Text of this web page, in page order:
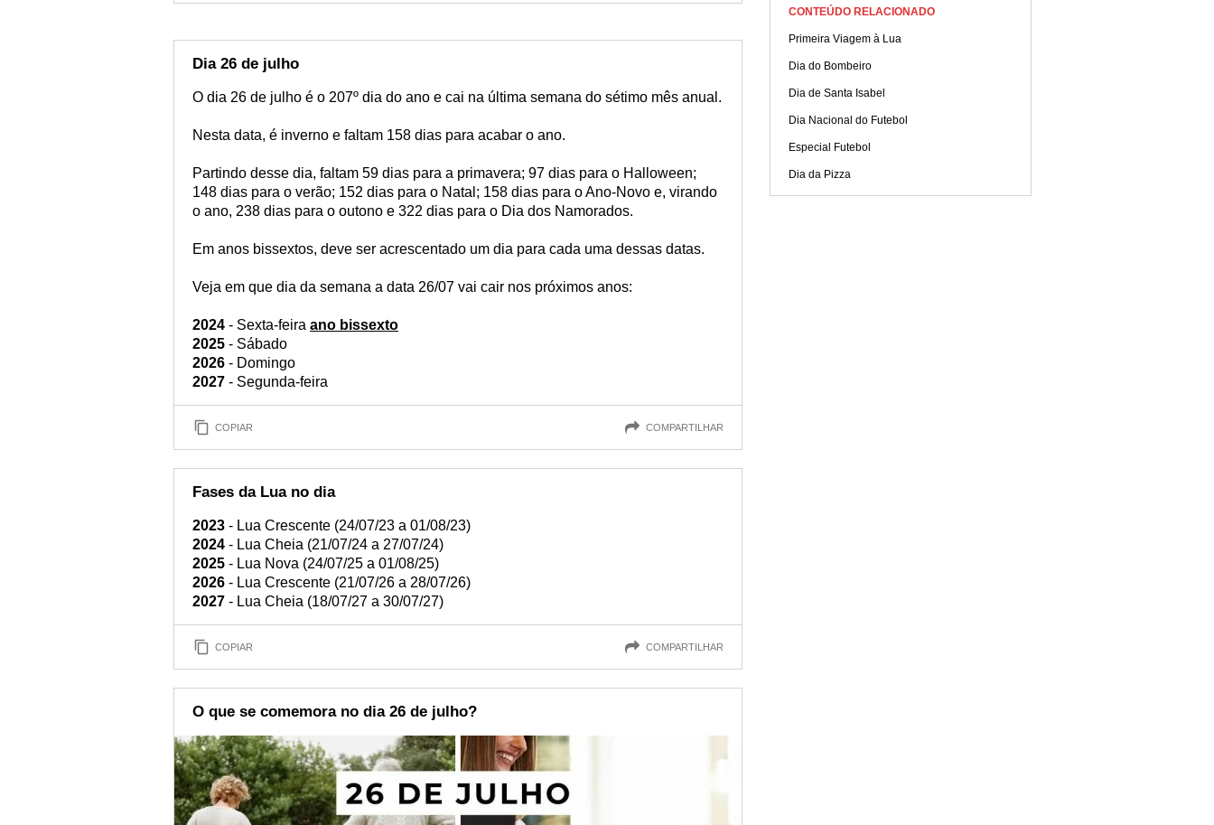
Dia 26 de julho
O dia 26 de julho é o 207º dia do ano e cai na última semana do sétimo mês anual.
Nesta data, é inverno e faltam 158 dias para acabar o ano.
Partindo desse dia, faltam 59 dias para a primavera; 97 dias para o Halloween;
148 dias para o verão; 152 dias para o Natal; 158 dias para o Ano-Novo e, virando
o ano, 238 dias para o outono e 322 dias para o Dia dos Namorados.
Em anos bissextos, deve ser acrescentado um dia para cada uma dessas datas.
Veja em que dia da semana a data 26/07 vai cair nos próximos anos:
2024 - Sexta-feira ano bissexto
2025 - Sábado
2026 - Domingo
2027 - Segunda-feira
COPIAR COMPARTILHAR
Fases da Lua no dia
2023 - Lua Crescente (24/07/23 a 01/08/23)
2024 - Lua Cheia (21/07/24 a 27/07/24)
2025 - Lua Nova (24/07/25 a 01/08/25)
2026 - Lua Crescente (21/07/26 a 28/07/26)
2027 - Lua Cheia (18/07/27 a 30/07/27)
COPIAR COMPARTILHAR
O que se comemora no dia 26 de julho?
CONTEÚDO RELACIONADO
Primeira Viagem à Lua
Dia do Bombeiro
Dia de Santa Isabel
Dia Nacional do Futebol
Especial Futebol
Dia da Pizza